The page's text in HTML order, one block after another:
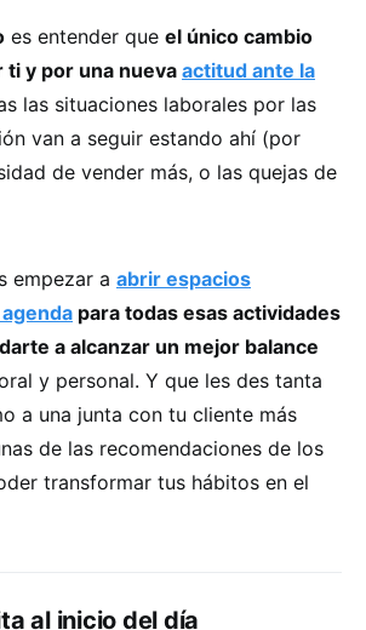
es entender que el único cambio
ti y por una nueva actitud ante la
las situaciones laborales por las
van a seguir estando ahí (por
de vender más, o las quejas de
empezar a abrir espacios
para todas esas actividades
a alcanzar un mejor balance
y personal. Y que les des tanta
a una junta con tu cliente más
de las recomendaciones de los
transformar tus hábitos en el
al inicio del día